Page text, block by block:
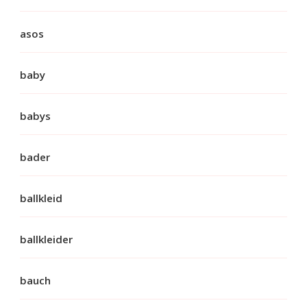
asos
baby
babys
bader
ballkleid
ballkleider
bauch